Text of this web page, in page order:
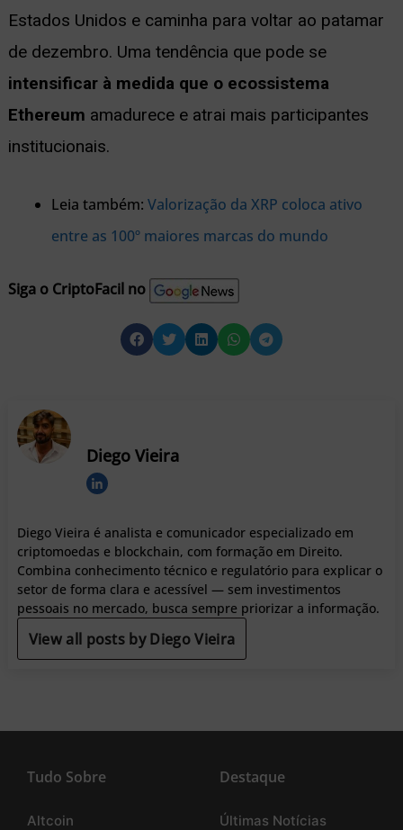
Estados Unidos e caminha para voltar ao patamar
de dezembro. Uma tendência que pode se
intensificar à medida que o ecossistema
Ethereum amadurece e atrai mais participantes
institucionais.
Leia também: Valorização da XRP coloca ativo
entre as 100º maiores marcas do mundo
Siga o CriptoFacil no
Diego Vieira
Diego Vieira é analista e comunicador especializado em
criptomoedas e blockchain, com formação em Direito.
Combina conhecimento técnico e regulatório para explicar o
setor de forma clara e acessível — sem investimentos
pessoais no mercado, busca sempre priorizar a informação.
View all posts by Diego Vieira
Tudo Sobre
Altcoin
Destaque
Últimas Notícias